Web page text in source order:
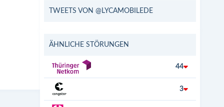
TWEETS VON @LYCAMOBILEDE
ÄHNLICHE STÖRUNGEN
44
3